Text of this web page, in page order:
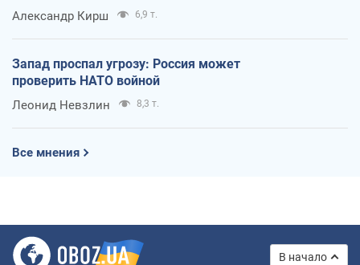
Александр Кирш 6,9 т.
Запад проспал угрозу: Россия может
проверить НАТО войной
Леонид Невзлин 8,3 т.
Все мнения
В начало